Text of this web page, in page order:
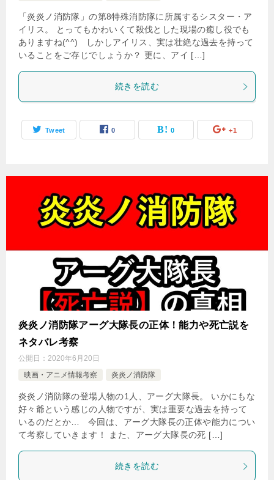
「炎炎ノ消防隊」の第8特殊消防隊に所属するシスター・ア
イリス。 とってもかわいくて殺伐とした現場の癒し役でも
ありますね(^^) しかしアイリス、実は壮絶な過去を持って
いることをご存じでしょうか？ 更に、アイ […]
続きを読む
Tweet 0 0 +1
炎炎ノ消防隊アーグ大隊長の正体！能力や死亡説を
ネタバレ考察
公開日： 2020年6月20日
映画・アニメ情報考察
炎炎ノ消防隊
炎炎ノ消防隊の登場人物の1人、アーグ大隊長。 いかにもな
好々爺という感じの人物ですが、実は重要な過去を持って
いるのだとか… 今回は、アーグ大隊長の正体や能力につい
て考察していきます！ また、アーグ大隊長の死 […]
続きを読む